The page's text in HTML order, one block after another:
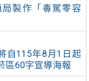
製作「毒駕零容
自115年8月1日起
區60字宣導海報